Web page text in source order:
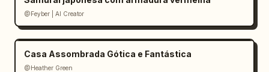
@Feyber | AI Creator
Casa Assombrada Gótica e Fantástica
@Heather Green